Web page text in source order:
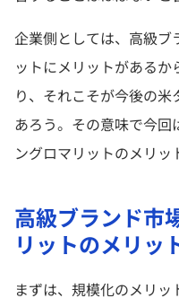
企業側としては、高級ブ
ットにメリットがある
り、それこそが今後の
あろう。その意味で今回
ングロマリットのメリッ
高級ブランド市
リットのメリッ
まずは、規模化のメリ